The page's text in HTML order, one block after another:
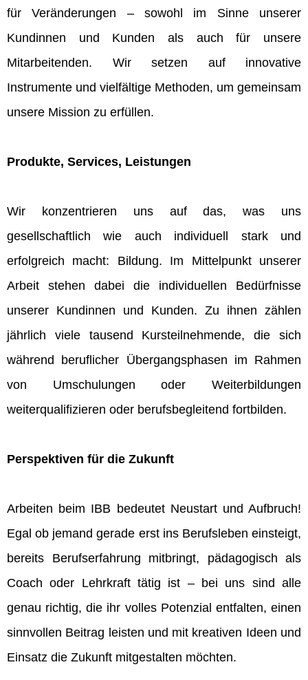
für Veränderungen – sowohl im Sinne unserer
Kundinnen und Kunden als auch für unsere
Mitarbeitenden. Wir setzen auf innovative
Instrumente und vielfältige Methoden, um gemeinsam
unsere Mission zu erfüllen.
Produkte, Services, Leistungen
Wir konzentrieren uns auf das, was uns
gesellschaftlich wie auch individuell stark und
erfolgreich macht: Bildung. Im Mittelpunkt unserer
Arbeit stehen dabei die individuellen Bedürfnisse
unserer Kundinnen und Kunden. Zu ihnen zählen
jährlich viele tausend Kursteilnehmende, die sich
während beruflicher Übergangsphasen im Rahmen
von Umschulungen oder Weiterbildungen
weiterqualifizieren oder berufsbegleitend fortbilden.
Perspektiven für die Zukunft
Arbeiten beim IBB bedeutet Neustart und Aufbruch!
Egal ob jemand gerade erst ins Berufsleben einsteigt,
bereits Berufserfahrung mitbringt, pädagogisch als
Coach oder Lehrkraft tätig ist – bei uns sind alle
genau richtig, die ihr volles Potenzial entfalten, einen
sinnvollen Beitrag leisten und mit kreativen Ideen und
Einsatz die Zukunft mitgestalten möchten.